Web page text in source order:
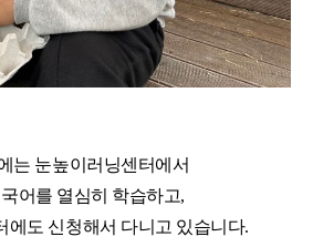
는 눈높이러닝센터에서
어를 열심히 학습하고,
에도 신청해서 다니고 있습니다.